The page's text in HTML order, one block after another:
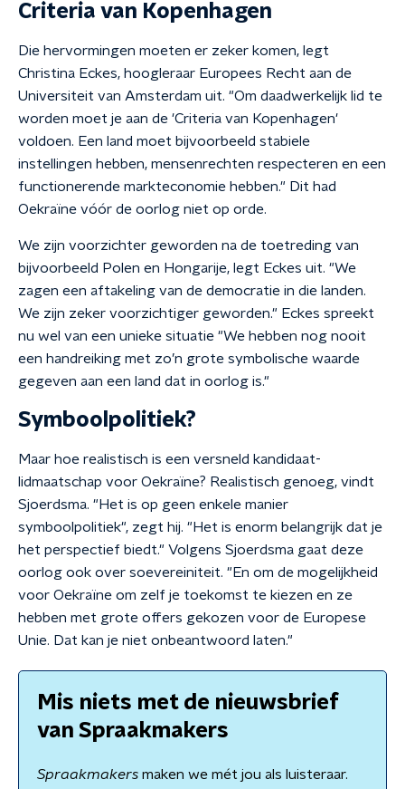
Criteria van Kopenhagen
Die hervormingen moeten er zeker komen, legt
Christina Eckes, hoogleraar Europees Recht aan de
Universiteit van Amsterdam uit. "Om daadwerkelijk lid te
worden moet je aan de 'Criteria van Kopenhagen'
voldoen. Een land moet bijvoorbeeld stabiele
instellingen hebben, mensenrechten respecteren en een
functionerende markteconomie hebben." Dit had
Oekraïne vóór de oorlog niet op orde.
We zijn voorzichter geworden na de toetreding van
bijvoorbeeld Polen en Hongarije, legt Eckes uit. "We
zagen een aftakeling van de democratie in die landen.
We zijn zeker voorzichtiger geworden." Eckes spreekt
nu wel van een unieke situatie "We hebben nog nooit
een handreiking met zo’n grote symbolische waarde
gegeven aan een land dat in oorlog is."
Symboolpolitiek?
Maar hoe realistisch is een versneld kandidaat-
lidmaatschap voor Oekraïne? Realistisch genoeg, vindt
Sjoerdsma. "Het is op geen enkele manier
symboolpolitiek", zegt hij. "Het is enorm belangrijk dat je
het perspectief biedt." Volgens Sjoerdsma gaat deze
oorlog ook over soevereiniteit. "En om de mogelijkheid
voor Oekraïne om zelf je toekomst te kiezen en ze
hebben met grote offers gekozen voor de Europese
Unie. Dat kan je niet onbeantwoord laten."
Mis niets met de nieuwsbrief
van Spraakmakers
Spraakmakers maken we mét jou als luisteraar.